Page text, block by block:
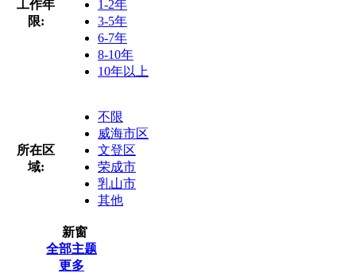
工作年
限:
1-2年
3-5年
6-7年
8-10年
10年以上
所在区
域:
不限
威海市区
文登区
荣成市
乳山市
其他
新窗
全部主题
更多